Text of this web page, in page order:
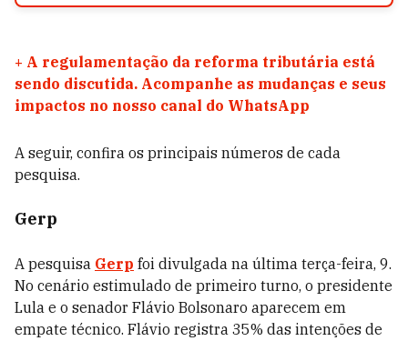
+ A regulamentação da reforma tributária está
sendo discutida. Acompanhe as mudanças e seus
impactos no nosso canal do WhatsApp
A seguir, confira os principais números de cada
pesquisa.
Gerp
A pesquisa Gerp foi divulgada na última terça-feira, 9.
No cenário estimulado de primeiro turno, o presidente
Lula e o senador Flávio Bolsonaro aparecem em
empate técnico. Flávio registra 35% das intenções de